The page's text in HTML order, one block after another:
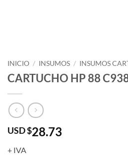
INICIO / INSUMOS / INSUMOS
CARTUCHO HP 88
USD $28.73
+ IVA